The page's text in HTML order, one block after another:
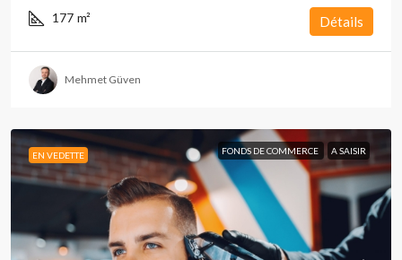
177 m² Détails
Mehmet Güven
EN VEDETTE FONDS DE COMMERCE A SAISIR